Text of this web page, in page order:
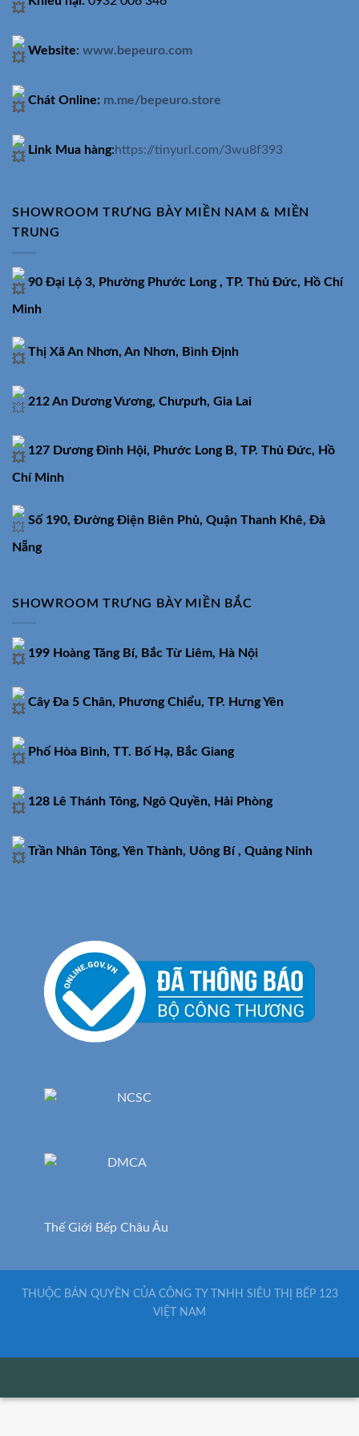
Website: www.bepeuro.com
Chát Online: m.me/bepeuro.store
Link Mua hàng:https://tinyurl.com/3wu8f393
SHOWROOM TRƯNG BÀY MIỀN NAM & MIỀN
TRUNG
90 Đại Lộ 3, Phường Phước Long , TP. Thủ Đức, Hồ Chí
Minh
Thị Xã An Nhơn, An Nhơn, Bình Định
212 An Dương Vương, Chưpưh, Gia Lai
127 Dương Đình Hội, Phước Long B, TP. Thủ Đức, Hồ
Chí Minh
Số 190, Đường Điện Biên Phủ, Quận Thanh Khê, Đà
Nẵng
SHOWROOM TRƯNG BÀY MIỀN BẮC
199 Hoàng Tăng Bí, Bắc Từ Liêm, Hà Nội
Cây Đa 5 Chân, Phương Chiểu, TP. Hưng Yên
Phố Hòa Bình, TT. Bố Hạ, Bắc Giang
128 Lê Thánh Tông, Ngô Quyền, Hải Phòng
Trần Nhân Tông, Yên Thành, Uông Bí , Quảng Ninh
Thế Giới Bếp Châu Âu
THUỘC BẢN QUYỀN CỦA CÔNG TY TNHH SIÊU THỊ BẾP 123
VIỆT NAM